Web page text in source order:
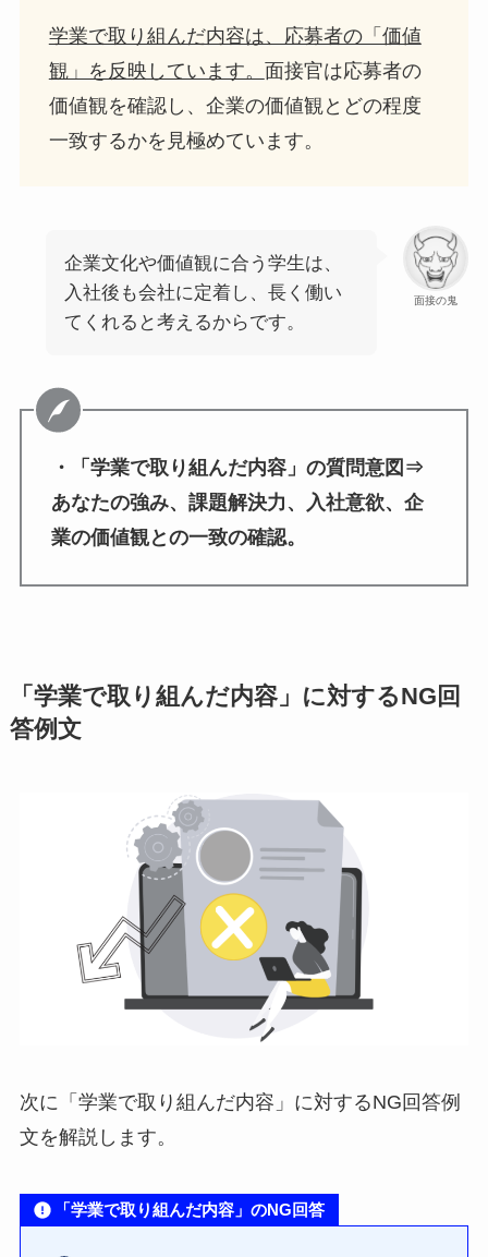
学業で取り組んだ内容は、応募者の「価値
観」を反映しています。 面接官は応募者の
価値観を確認し、企業の価値観とどの程度
一致するかを見極めています。
面接の鬼
企業文化や価値観に合う学生は、
入社後も会社に定着し、長く働い
てくれると考えるからです。
・「学業で取り組んだ内容」の質問意図⇒
あなたの強み、課題解決力、入社意欲、企
業の価値観との一致の確認。
「学業で取り組んだ内容」に対するNG回
答例文
次に「学業で取り組んだ内容」に対するNG回答例
文を解説します。
「学業で取り組んだ内容」のNG回答